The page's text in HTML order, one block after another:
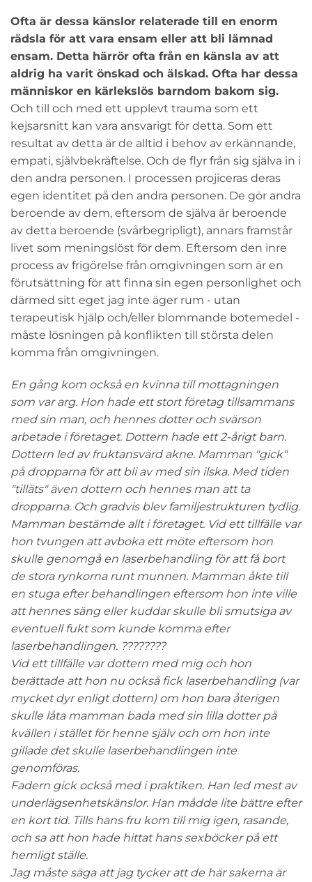
Ofta är dessa känslor relaterade till en enorm
rädsla för att vara ensam eller att bli lämnad
ensam. Detta härrör ofta från en känsla av att
aldrig ha varit önskad och älskad. Ofta har dessa
människor en kärlekslös barndom bakom sig.
Och till och med ett upplevt trauma som ett
kejsarsnitt kan vara ansvarigt för detta. Som ett
resultat av detta är de alltid i behov av erkännande,
empati, självbekräftelse. Och de flyr från sig själva in i
den andra personen. I processen projiceras deras
egen identitet på den andra personen. De gör andra
beroende av dem, eftersom de själva är beroende
av detta beroende (svårbegripligt), annars framstår
livet som meningslöst för dem. Eftersom den inre
process av frigörelse från omgivningen som är en
förutsättning för att finna sin egen personlighet och
därmed sitt eget jag inte äger rum - utan
terapeutisk hjälp och/eller blommande botemedel -
måste lösningen på konflikten till största delen
komma från omgivningen.
En gång kom också en kvinna till mottagningen
som var arg. Hon hade ett stort företag tillsammans
med sin man, och hennes dotter och svärson
arbetade i företaget. Dottern hade ett 2-årigt barn.
Dottern led av fruktansvärd akne. Mamman "gick"
på dropparna för att bli av med sin ilska. Med tiden
"tilläts" även dottern och hennes man att ta
dropparna. Och gradvis blev familjestrukturen tydlig.
Mamman bestämde allt i företaget. Vid ett tillfälle var
hon tvungen att avboka ett möte eftersom hon
skulle genomgå en laserbehandling för att få bort
de stora rynkorna runt munnen. Mamman åkte till
en stuga efter behandlingen eftersom hon inte ville
att hennes säng eller kuddar skulle bli smutsiga av
eventuell fukt som kunde komma efter
laserbehandlingen. ????????
Vid ett tillfälle var dottern med mig och hon
berättade att hon nu också fick laserbehandling (var
mycket dyr enligt dottern) om hon bara återigen
skulle låta mamman bada med sin lilla dotter på
kvällen i stället för henne själv och om hon inte
gillade det skulle laserbehandlingen inte
genomföras.
Fadern gick också med i praktiken. Han led mest av
underlägsenhetskänslor. Han mådde lite bättre efter
en kort tid. Tills hans fru kom till mig igen, rasande,
och sa att hon hade hittat hans sexböcker på ett
hemligt ställe.
Jag måste säga att jag tycker att de här sakerna är